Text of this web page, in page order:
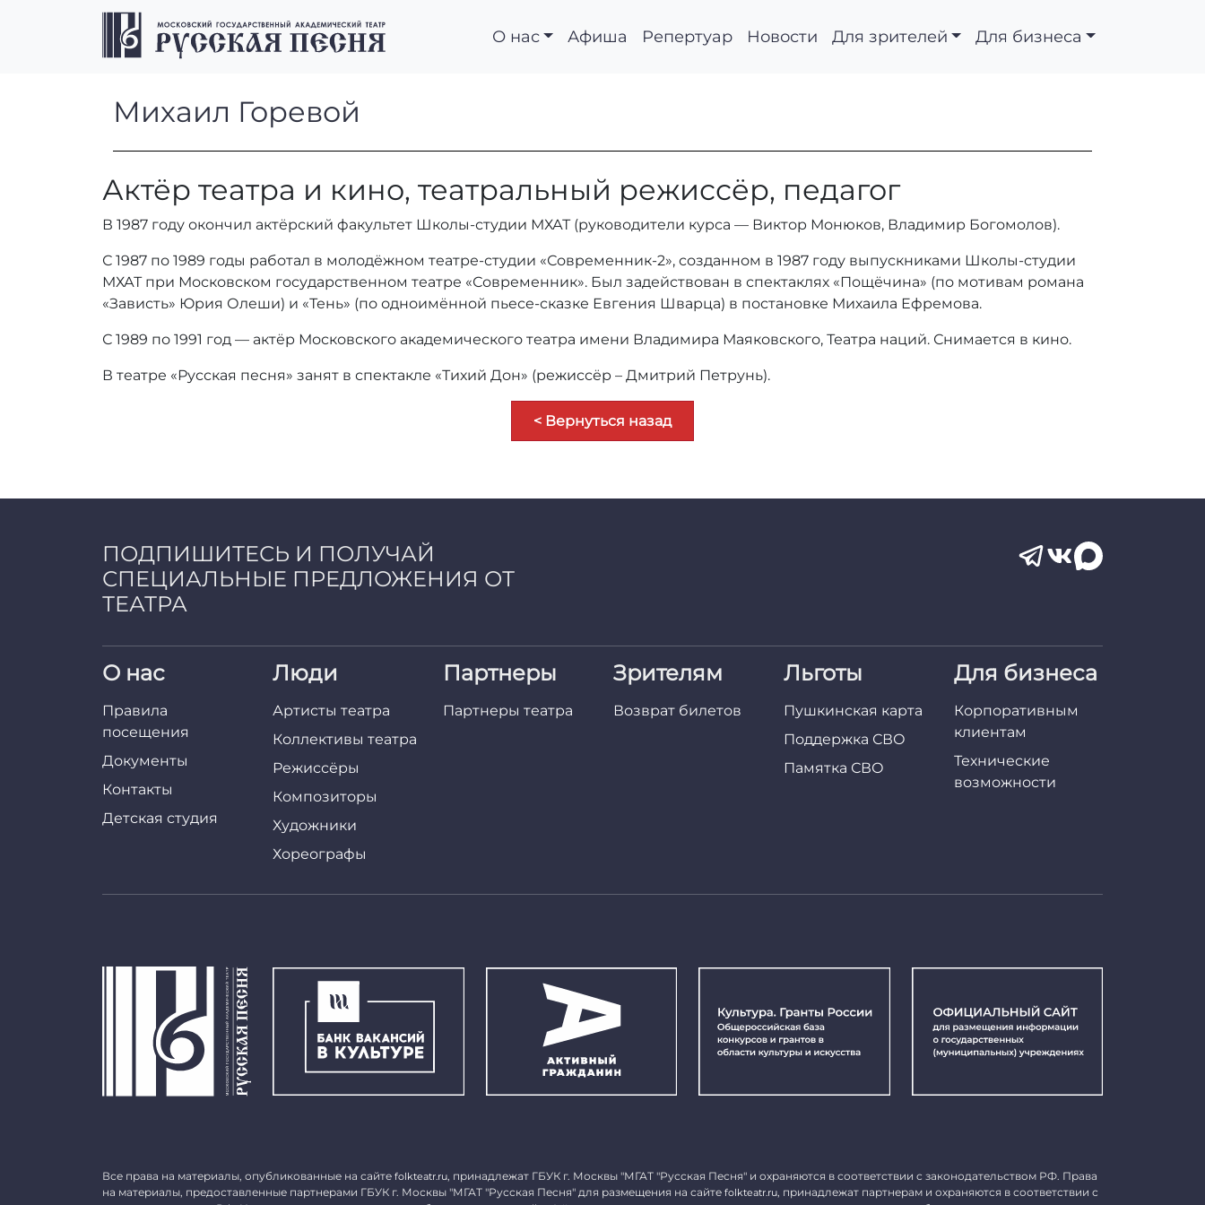
Перейти к содержимому
Перейти к футеру
О нас Афиша Репертуар Новости Для зрителей Для бизнеса
Михаил Горевой
Михаил Горевой
Актёр театра и кино, театральный режиссёр, педагог
В 1987 году окончил актёрский факультет Школы-студии МХАТ (руководители курса — Виктор Монюков, Владимир Богомолов).
С 1987 по 1989 годы работал в молодёжном театре-студии «Современник-2», созданном в 1987 году выпускниками Школы-студии
МХАТ при Московском государственном театре «Современник». Был задействован в спектаклях «Пощёчина» (по мотивам романа
«Зависть» Юрия Олеши) и «Тень» (по одноимённой пьесе-сказке Евгения Шварца) в постановке Михаила Ефремова.
С 1989 по 1991 год — актёр Московского академического театра имени Владимира Маяковского, Театра наций. Снимается в кино.
В театре «Русская песня» занят в спектакле «Тихий Дон» (режиссёр – Дмитрий Петрунь).
< Вернуться назад
ПОДПИШИТЕСЬ И ПОЛУЧАЙ
СПЕЦИАЛЬНЫЕ ПРЕДЛОЖЕНИЯ ОТ
ТЕАТРА
О нас
Правила
посещения
Документы
Контакты
Детская студия
Люди
Артисты театра
Коллективы театра
Режиссёры
Композиторы
Художники
Хореографы
Партнеры
Партнеры театра
Зрителям
Возврат билетов
Льготы
Пушкинская карта
Поддержка СВО
Памятка СВО
Для бизнеса
Корпоративным
клиентам
Технические
возможности
Все права на материалы, опубликованные на сайте folkteatr.ru, принадлежат ГБУК г. Москвы "МГАТ "Русская Песня" и охраняются в соответствии с законодательством РФ. Права
на материалы, предоставленные партнерами ГБУК г. Москвы "МГАТ "Русская Песня" для размещения на сайте folkteatr.ru, принадлежат партнерам и охраняются в соответствии с